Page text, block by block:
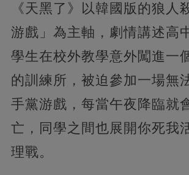
《天黑了》以韓國版的狼人
游戲」為主軸，劇情講述高
學生在校外教學意外闖進一
的訓練所，被迫參加一場無
手黨游戲，每當午夜降臨就
亡，同學之間也展開你死我
理戰。